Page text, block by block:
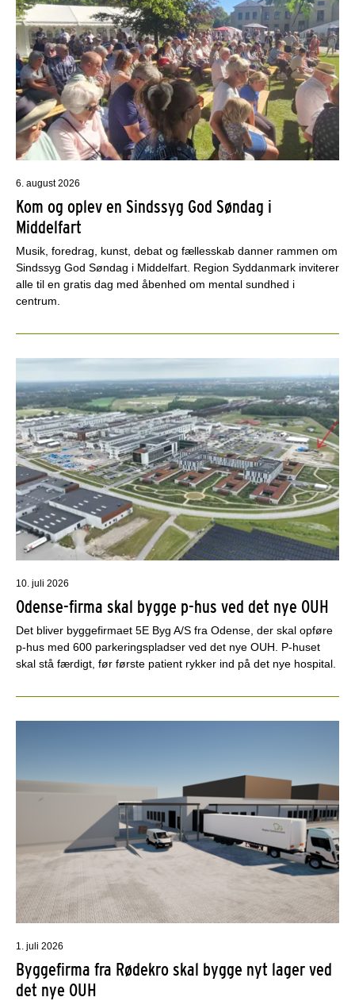
6. august 2026
Kom og oplev en Sindssyg God Søndag i
Middelfart
Musik, foredrag, kunst, debat og fællesskab danner rammen om
Sindssyg God Søndag i Middelfart. Region Syddanmark inviterer
alle til en gratis dag med åbenhed om mental sundhed i
centrum.
10. juli 2026
Odense-firma skal bygge p-hus ved det nye OUH
Det bliver byggefirmaet 5E Byg A/S fra Odense, der skal opføre
p-hus med 600 parkeringspladser ved det nye OUH. P-huset
skal stå færdigt, før første patient rykker ind på det nye hospital.
1. juli 2026
Byggefirma fra Rødekro skal bygge nyt lager ved
det nye OUH